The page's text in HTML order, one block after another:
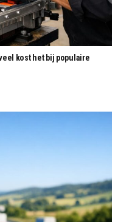
kost het bij populaire